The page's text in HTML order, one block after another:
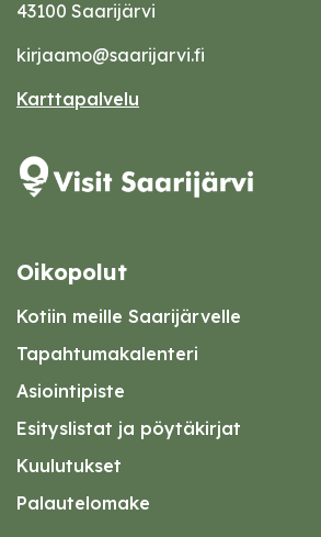
43100 Saarijärvi
kirjaamo@saarijarvi.fi
Karttapalvelu
Oikopolut
Kotiin meille Saarijärvelle
Tapahtumakalenteri
Asiointipiste
Esityslistat ja pöytäkirjat
Kuulutukset
Palautelomake